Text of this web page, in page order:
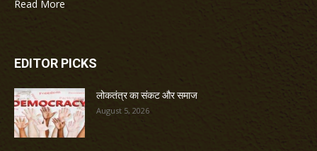
Read More
EDITOR PICKS
लोकतंत्र का संकट और समाज
August 5, 2026